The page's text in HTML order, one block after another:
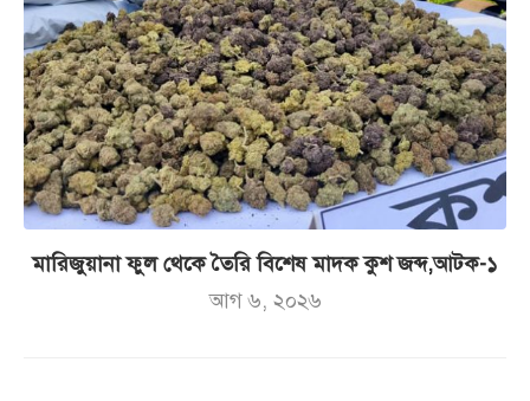
মারিজুয়ানা ফুল থেকে তৈরি বিশেষ মাদক কুশ জব্দ,আটক-১
আগ ৬, ২০২৬